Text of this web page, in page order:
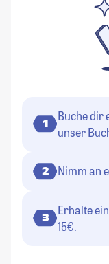
1
Buche dir
unser
2 Nimm an
3
Erhalte
15€.